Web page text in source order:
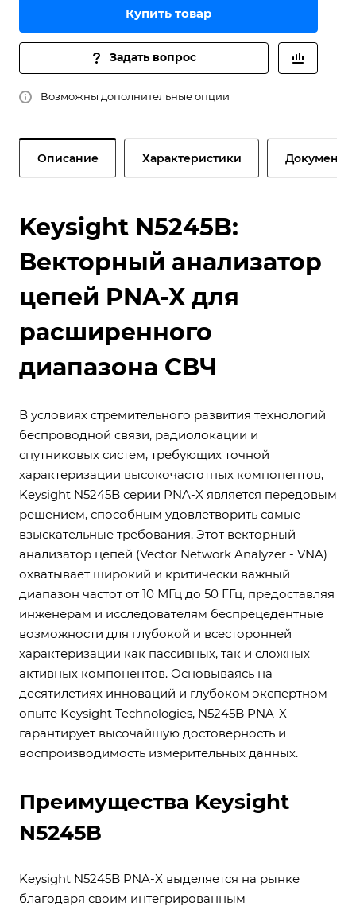
Купить товар
Задать вопрос
Возможны дополнительные опции
Описание Характеристики Документы
Keysight N5245B:
Векторный анализатор
цепей PNA-X для
расширенного
диапазона СВЧ
В условиях стремительного развития технологий
беспроводной связи, радиолокации и
спутниковых систем, требующих точной
характеризации высокочастотных компонентов,
Keysight N5245B серии PNA-X является передовым
решением, способным удовлетворить самые
взыскательные требования. Этот векторный
анализатор цепей (Vector Network Analyzer - VNA)
охватывает широкий и критически важный
диапазон частот от 10 МГц до 50 ГГц, предоставляя
инженерам и исследователям беспрецедентные
возможности для глубокой и всесторонней
характеризации как пассивных, так и сложных
активных компонентов. Основываясь на
десятилетиях инноваций и глубоком экспертном
опыте Keysight Technologies, N5245B PNA-X
гарантирует высочайшую достоверность и
воспроизводимость измерительных данных.
Преимущества Keysight
N5245B
Keysight N5245B PNA-X выделяется на рынке
благодаря своим интегрированным